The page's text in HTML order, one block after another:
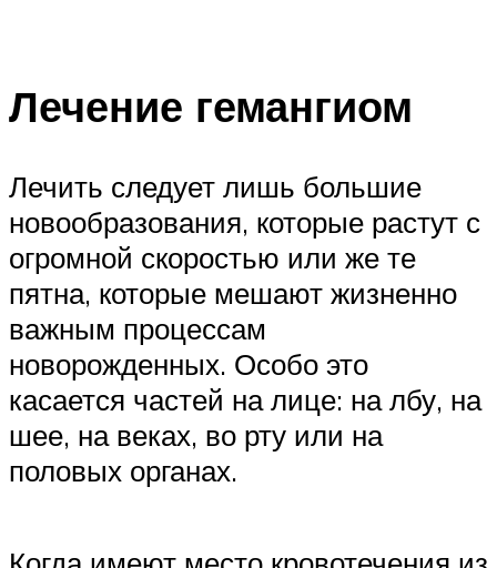
Лечение гемангиом
Лечить следует лишь большие
новообразования, которые растут с
огромной скоростью или же те
пятна, которые мешают жизненно
важным процессам
новорожденных. Особо это
касается частей на лице: на лбу, на
шее, на веках, во рту или на
половых органах.